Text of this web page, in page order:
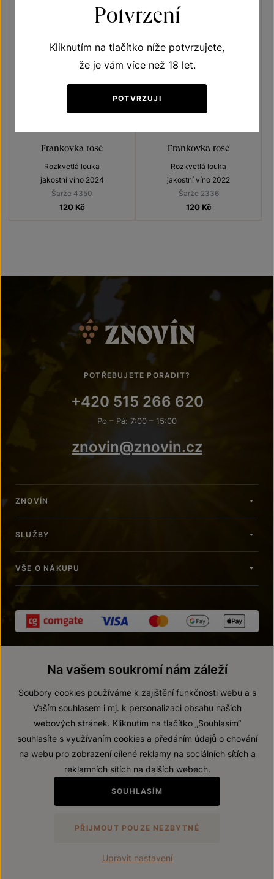
Frankovka rosé
Rozkvetlá louka
jakostní víno 2024
Šarže 4350
120 Kč
Frankovka rosé
Rozkvetlá louka
jakostní víno 2022
Šarže 2336
120 Kč
POTŘEBUJETE PORADIT?
+420 515 266 620
Po – Pá: 7:00 – 15:00
znovin@znovin.cz
ZNOVÍN
SLUŽBY
VŠE O NÁKUPU
© 2026 ZNOVÍN ZNOJMO, a. s.
Prohlášení o přístupnosti
Zákaz prodeje alkoholických nápojů osobám mladším 18 let.
VytvořilwebProgress
Potvrzení
Kliknutím na tlačítko níže potvrzujete,
že je vám více než 18 let.
POTVRZUJI
Na vašem soukromí nám záleží
Soubory cookies používáme k zajištění funkčnosti webu a s
Vaším souhlasem i mj. k personalizaci obsahu našich
webových stránek. Kliknutím na tlačítko „Souhlasím“
souhlasíte s využívaním cookies a předáním údajů o chování
na webu pro zobrazení cílené reklamy na sociálních sítích a
reklamních sítích na dalších webech.
SOUHLASÍM
PŘIJMOUT POUZE NEZBYTNÉ
Upravit nastavení